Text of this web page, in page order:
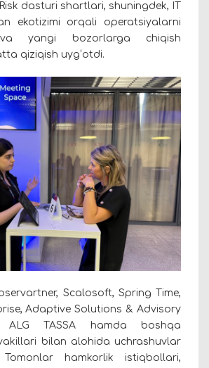
dasturi shartlari, shuningdek, IT
ekotizimi orqali operatsiyalarni
va yangi bozorlarga chiqish
qiziqish uyg‘otdi.
Scalosoft, Spring Time,
Adaptive Solutions & Advisory
ALG TASSA hamda boshqa
bilan alohida uchrashuvlar
hamkorlik istiqbollari,